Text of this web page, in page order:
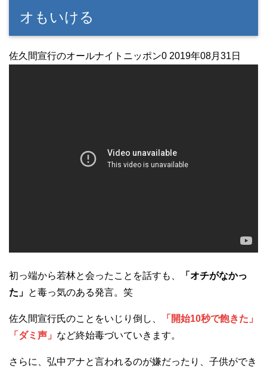
オもいける
佐久間宣行のオールナイトニッポン0 2019年08月31日
初っ端から若林と会ったことを話すも、
「オチがなかっ
た」 と毒っ気のある発言。笑
佐久間宣行氏のことをいじり倒し、
「開始10秒で飽きた」
「ダミ声」 など終始毒づいていきます。
さらに、弘中アナと言われるのが嫌だったり、子供ができ